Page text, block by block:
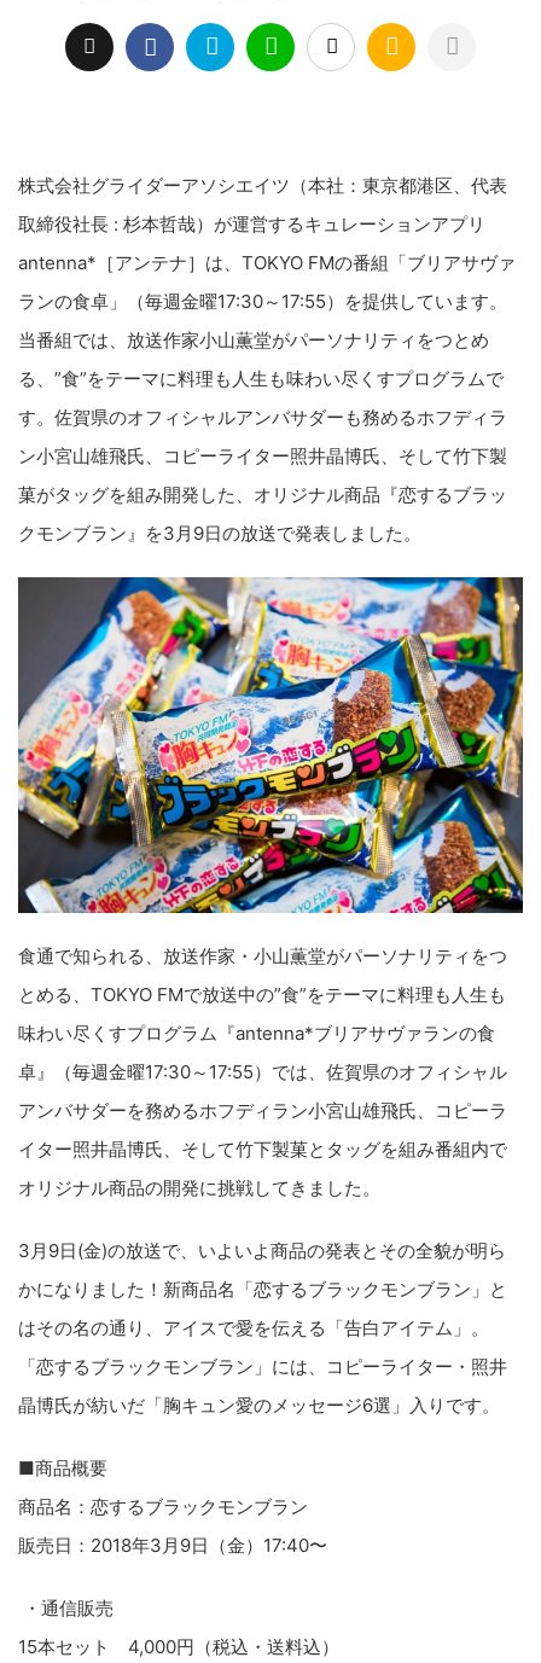
株式会社グライダーアソシエイツ（本社：東京都港区、代表
取締役社長 : 杉本哲哉）が運営するキュレーションアプリ
antenna*［アンテナ］は、TOKYO FMの番組「ブリアサヴァ
ランの食卓」（毎週金曜17:30～17:55）を提供しています。
当番組では、放送作家小山薫堂がパーソナリティをつとめ
る、”食”をテーマに料理も人生も味わい尽くすプログラムで
す。佐賀県のオフィシャルアンバサダーも務めるホフディラ
ン小宮山雄飛氏、コピーライター照井晶博氏、そして竹下製
菓がタッグを組み開発した、オリジナル商品『恋するブラッ
クモンブラン』を3月9日の放送で発表しました。
食通で知られる、放送作家・小山薫堂がパーソナリティをつ
とめる、TOKYO FMで放送中の”食”をテーマに料理も人生も
味わい尽くすプログラム『antenna*ブリアサヴァランの食
卓』（毎週金曜17:30～17:55）では、佐賀県のオフィシャル
アンバサダーを務めるホフディラン小宮山雄飛氏、コピーラ
イター照井晶博氏、そして竹下製菓とタッグを組み番組内で
オリジナル商品の開発に挑戦してきました。
3月9日(金)の放送で、いよいよ商品の発表とその全貌が明ら
かになりました！新商品名「恋するブラックモンブラン」と
はその名の通り、アイスで愛を伝える「告白アイテム」。
「恋するブラックモンブラン」には、コピーライター・照井
晶博氏が紡いだ「胸キュン愛のメッセージ6選」入りです。
■商品概要
商品名：恋するブラックモンブラン
販売日：2018年3月9日（金）17:40〜
・通信販売
15本セット 4,000円（税込・送料込）